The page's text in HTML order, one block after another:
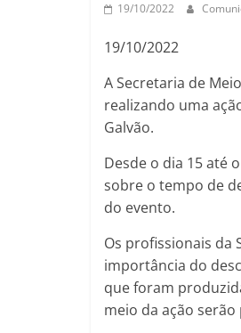
19/10/2022
19/10/2022
A Secretaria de
realizando uma
Galvão.
Desde o dia 15 até
sobre o tempo de
do evento.
Os profissionais da
importância do
que foram
meio da ação